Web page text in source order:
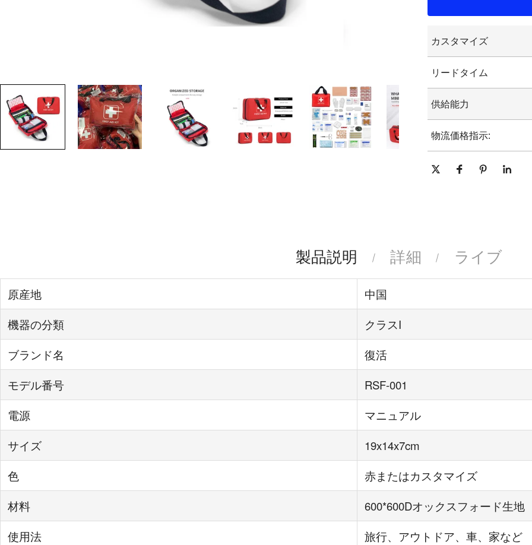
カスタマイズ
カスタマイズされた
リードタイム
供給能力
物流価格指示:
はご注文の重量と容
製品説明 詳細 ライブ
原産地
中国
機器の分類
クラスI
ブランド名
復活
モデル番号
RSF-001
電源
マニュアル
サイズ
19x14x7cm
色
赤またはカスタマイズ
材料
600*600Dオックスフォード生地
使用法
旅行、アウトドア、車、家など